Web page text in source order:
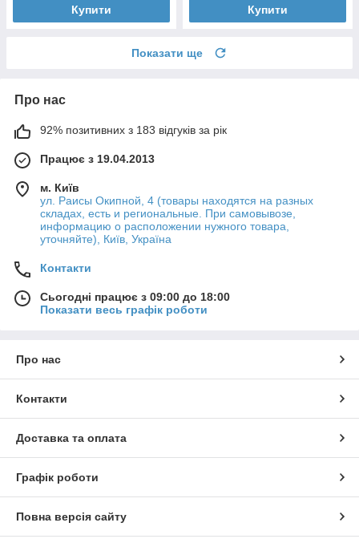
Купити Купити
Показати ще
Про нас
92% позитивних з 183 відгуків за рік
Працює з 19.04.2013
м. Київ
ул. Раисы Окипной, 4 (товары находятся на разных
складах, есть и региональные. При самовывозе,
информацию о расположении нужного товара,
уточняйте), Київ, Україна
Контакти
Сьогодні працює з 09:00 до 18:00
Показати весь графік роботи
Про нас
Контакти
Доставка та оплата
Графік роботи
Повна версія сайту